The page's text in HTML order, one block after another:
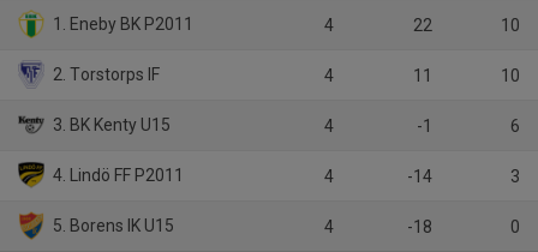
1. Eneby BK P2011 4 22 10
2. Torstorps IF 4 11 10
3. BK Kenty U15 4 -1 6
4. Lindö FF P2011 4 -14 3
5. Borens IK U15 4 -18 0